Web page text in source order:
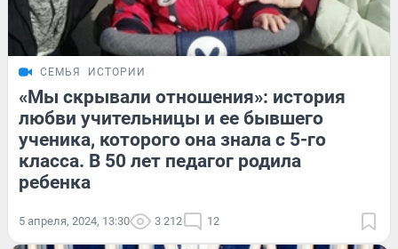
СЕМЬЯ ИСТОРИИ
«Мы скрывали отношения»: история
любви учительницы и ее бывшего
ученика, которого она знала с 5-го
класса. В 50 лет педагог родила
ребенка
5 апреля, 2024, 13:30 3 212 12